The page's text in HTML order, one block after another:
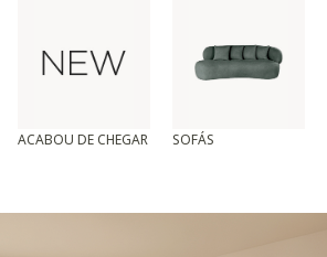
ACABOU DE CHEGAR SOFÁS